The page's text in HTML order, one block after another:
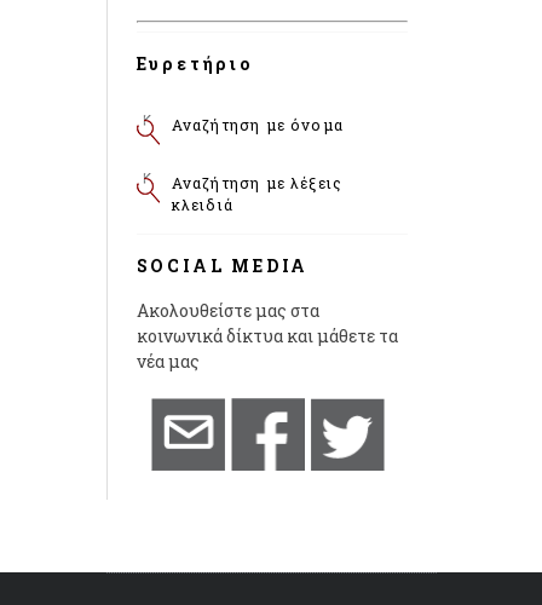
Ευρετήριο
Αναζήτηση με όνομα
Αναζήτηση με λέξεις
κλειδιά
SOCIAL MEDIA
Ακολουθείστε μας στα
κοινωνικά δίκτυα και μάθετε τα
νέα μας